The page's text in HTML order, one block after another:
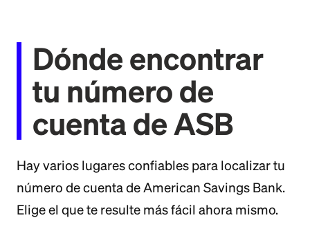
Dónde encontrar
tu número de
cuenta de ASB
Hay varios lugares confiables para localizar tu
número de cuenta de American Savings Bank.
Elige el que te resulte más fácil ahora mismo.